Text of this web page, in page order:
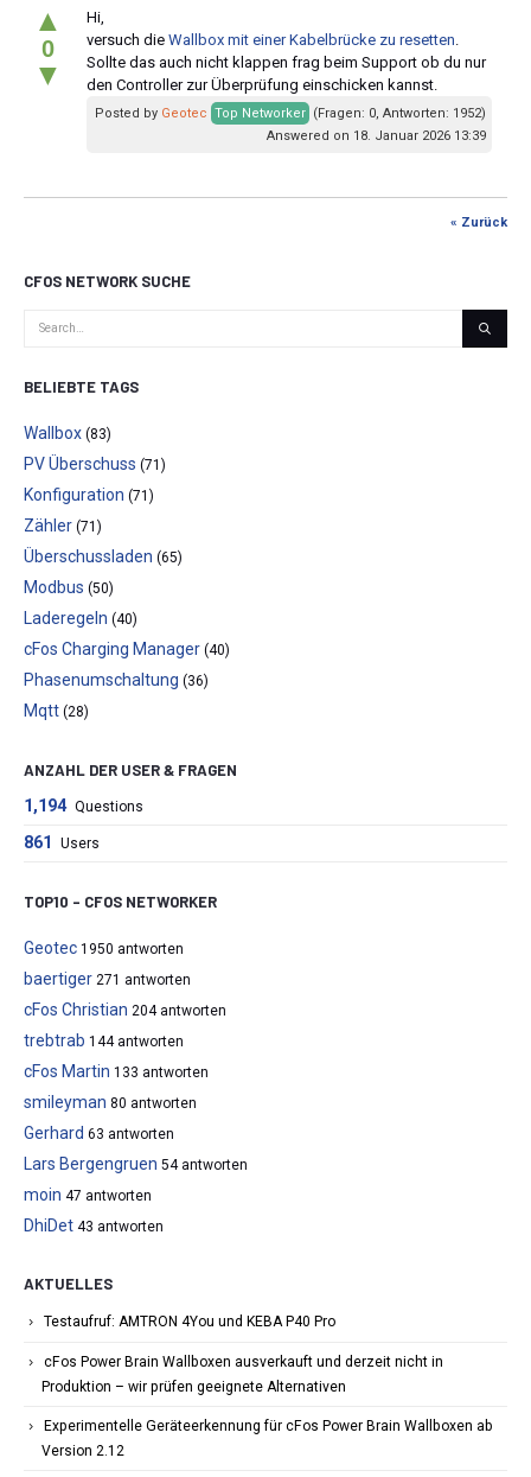
▲
0
▼
Hi,
versuch die Wallbox mit einer Kabelbrücke zu resetten
Sollte das auch nicht klappen frag beim Support ob du nur
den Controller zur Überprüfung einschicken kannst.
Posted by Geotec Top Networker (Fragen: 0, Antworten: 1952)
Answered on 18. Januar 2026 13:39
« Zurück
CFOS NETWORK SUCHE
BELIEBTE TAGS
Wallbox (83)
PV Überschuss (71)
Konfiguration (71)
Zähler (71)
Überschussladen (65)
Modbus (50)
Laderegeln (40)
cFos Charging Manager (40)
Phasenumschaltung (36)
Mqtt (28)
ANZAHL DER USER & FRAGEN
1,194 Questions
861 Users
TOP10 – CFOS NETWORKER
Geotec 1950 antworten
baertiger 271 antworten
cFos Christian 204 antworten
trebtrab 144 antworten
cFos Martin 133 antworten
smileyman 80 antworten
Gerhard 63 antworten
Lars Bergengruen 54 antworten
moin 47 antworten
DhiDet 43 antworten
AKTUELLES
Testaufruf: AMTRON 4You und KEBA P40 Pro
cFos Power Brain Wallboxen ausverkauft und derzeit nicht in
Produktion – wir prüfen geeignete Alternativen
Experimentelle Geräteerkennung für cFos Power Brain Wallboxen ab
Version 2.12